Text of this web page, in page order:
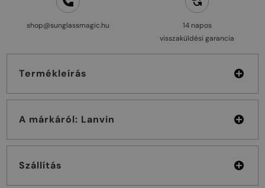
shop@sunglassmagic.hu
14 napos
visszaküldési garancia
Termékleírás
A márkáról: Lanvin
Szállítás